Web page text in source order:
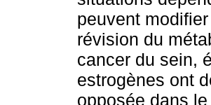
peuvent
révision du
cancer du sein,
estrogènes ont
opposée dans